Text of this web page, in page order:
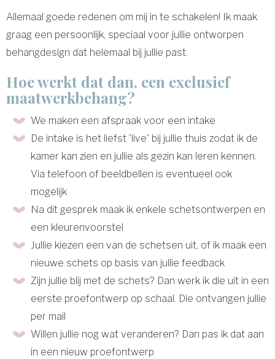
Allemaal goede redenen om mij in te schakelen! Ik maak
graag een persoonlijk, speciaal voor jullie ontworpen
behangdesign dat helemaal bij jullie past.
Hoe werkt dat dan, een exclusief
maatwerkbehang?
We maken een afspraak voor een intake
De intake is het liefst 'live' bij jullie thuis zodat ik de
kamer kan zien en jullie als gezin kan leren kennen.
Via telefoon of beeldbellen is eventueel ook
mogelijk
Na dit gesprek maak ik enkele schetsontwerpen en
een kleurenvoorstel
Jullie kiezen een van de schetsen uit, of ik maak een
nieuwe schets op basis van jullie feedback
Zijn jullie blij met de schets? Dan werk ik die uit in een
eerste proefontwerp op schaal. Die ontvangen jullie
per mail
Willen jullie nog wat veranderen? Dan pas ik dat aan
in een nieuw proefontwerp